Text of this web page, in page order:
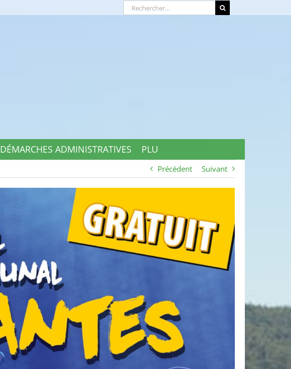
Rechercher:
DÉMARCHES ADMINISTRATIVES PLU
Précédent Suivant